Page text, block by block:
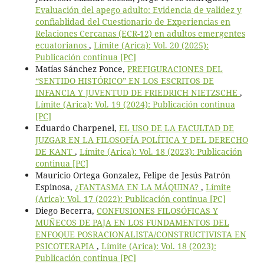
Evaluación del apego adulto: Evidencia de validez y
confiablidad del Cuestionario de Experiencias en
Relaciones Cercanas (ECR-12) en adultos emergentes
ecuatorianos , Límite (Arica): Vol. 20 (2025):
Publicación continua [PC]
Matías Sánchez Ponce, PREFIGURACIONES DEL
“SENTIDO HISTÓRICO” EN LOS ESCRITOS DE
INFANCIA Y JUVENTUD DE FRIEDRICH NIETZSCHE ,
Límite (Arica): Vol. 19 (2024): Publicación continua
[PC]
Eduardo Charpenel, EL USO DE LA FACULTAD DE
JUZGAR EN LA FILOSOFÍA POLÍTICA Y DEL DERECHO
DE KANT , Límite (Arica): Vol. 18 (2023): Publicación
continua [PC]
Mauricio Ortega Gonzalez, Felipe de Jesús Patrón
Espinosa, ¿FANTASMA EN LA MÁQUINA? , Límite
(Arica): Vol. 17 (2022): Publicación continua [PC]
Diego Becerra, CONFUSIONES FILOSÓFICAS Y
MUÑECOS DE PAJA EN LOS FUNDAMENTOS DEL
ENFOQUE POSRACIONALISTA/CONSTRUCTIVISTA EN
PSICOTERAPIA , Límite (Arica): Vol. 18 (2023):
Publicación continua [PC]